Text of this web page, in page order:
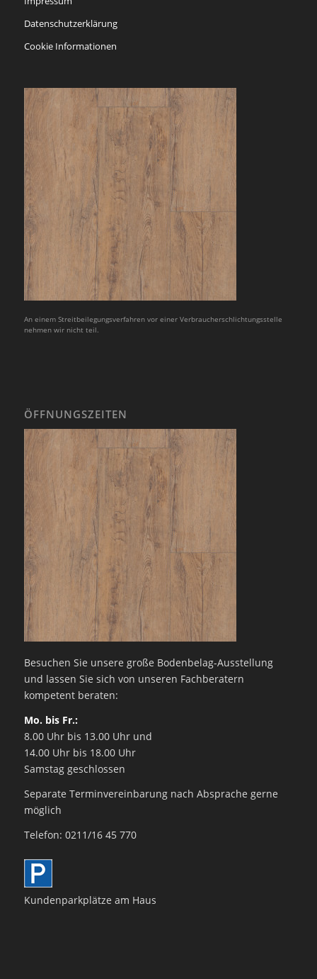
Datenschutzerklärung
Cookie Informationen
An einem Streitbeilegungsverfahren vor einer Verbraucherschlichtungsstelle
nehmen wir nicht teil.
ÖFFNUNGSZEITEN
Besuchen Sie unsere große Bodenbelag-Ausstellung
und lassen Sie sich von unseren Fachberatern
kompetent beraten:
Mo. bis Fr.:
8.00 Uhr bis 13.00 Uhr und
14.00 Uhr bis 18.00 Uhr
Samstag geschlossen
Separate Terminvereinbarung nach Absprache gerne
möglich
Telefon: 0211/16 45 770
Kundenparkplätze am Haus